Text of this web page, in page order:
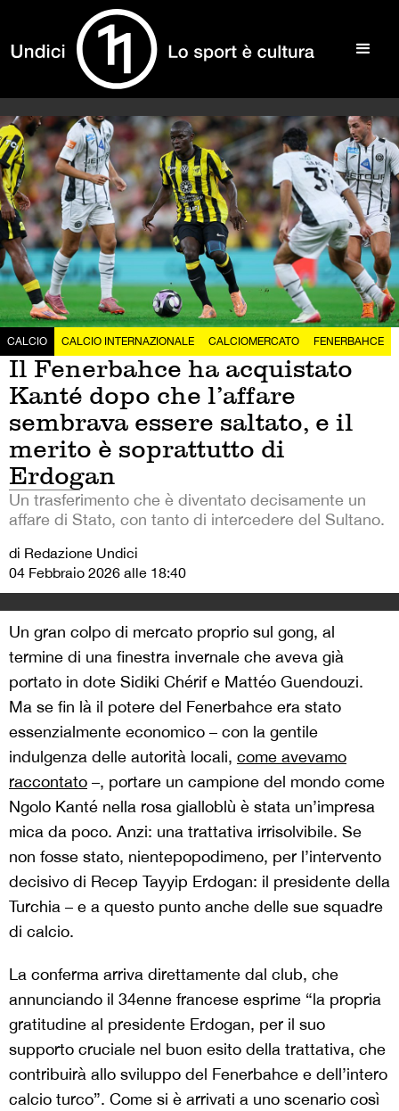
CALCIO CALCIO INTERNAZIONALE CALCIOMERCATO FENERBAHCE
Il Fenerbahce ha acquistato
Kanté dopo che l’affare
sembrava essere saltato, e il
merito è soprattutto di
Erdogan
Un trasferimento che è diventato decisamente un
affare di Stato, con tanto di intercedere del Sultano.
di Redazione Undici
04 Febbraio 2026 alle 18:40
Un gran colpo di mercato proprio sul gong, al
termine di una finestra invernale che aveva già
portato in dote Sidiki Chérif e Mattéo Guendouzi.
Ma se fin là il potere del Fenerbahce era stato
essenzialmente economico – con la gentile
indulgenza delle autorità locali, come avevamo
raccontato –, portare un campione del mondo come
Ngolo Kanté nella rosa gialloblù è stata un’impresa
mica da poco. Anzi: una trattativa irrisolvibile. Se
non fosse stato, nientepopodimeno, per l’intervento
decisivo di Recep Tayyip Erdogan: il presidente della
Turchia – e a questo punto anche delle sue squadre
di calcio.
La conferma arriva direttamente dal club, che
annunciando il 34enne francese esprime “la propria
gratitudine al presidente Erdogan, per il suo
supporto cruciale nel buon esito della trattativa, che
contribuirà allo sviluppo del Fenerbahce e dell’intero
calcio turco”. Come si è arrivati a uno scenario così